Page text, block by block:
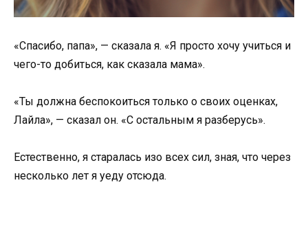
«Спасибо, папа», — сказала я. «Я просто хочу учиться и
чего-то добиться, как сказала мама».
«Ты должна беспокоиться только о своих оценках,
Лайла», — сказал он. «С остальным я разберусь».
Естественно, я старалась изо всех сил, зная, что через
несколько лет я уеду отсюда.